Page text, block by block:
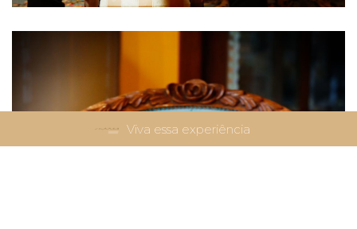
Viva essa experiência